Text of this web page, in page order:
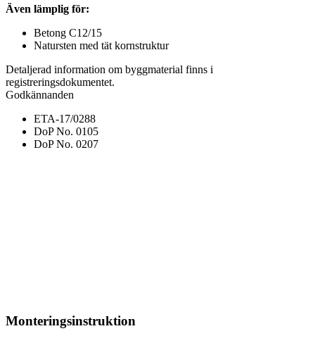
Även lämplig för:
Betong C12/15
Natursten med tät kornstruktur
Detaljerad information om byggmaterial finns i
registreringsdokumentet.
Godkännanden
ETA-17/0288
DoP No. 0105
DoP No. 0207
Monteringsinstruktion